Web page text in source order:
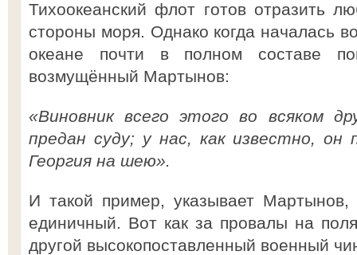
Тихоокеанский флот готов отразить
стороны моря. Однако когда началась
океане почти в полном составе
возмущённый Мартынов:
«Виновник всего этого во всяком
предан суду; у нас, как известно, он
Георгия на шею».
И такой пример, указывает
единичный. Вот как за провалы на
другой высокопоставленный военный